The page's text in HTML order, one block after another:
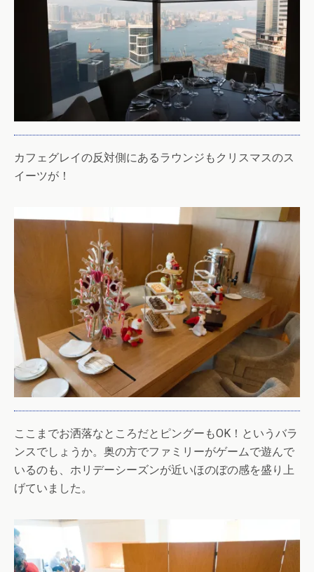
カフェグレイの反対側にあるラウンジもクリスマスのス
イーツが！
ここまでお洒落なところだとピングーもOK！というバラ
ンスでしょうか。奥の方でファミリーがゲームで遊んで
いるのも、ホリデーシーズンが近いほのぼの感を盛り上
げていました。